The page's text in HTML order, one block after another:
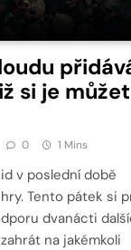
si je
0 1 Mins
v poslední době
Tento pátek si
dvanácti
na jakémkoli